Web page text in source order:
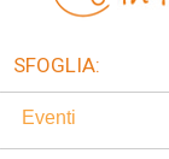
SFOGLIA:
Eventi